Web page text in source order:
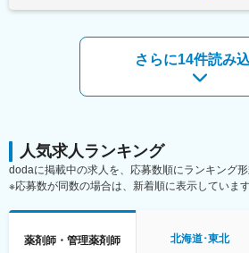
リリィ薬局 北上店：岩手県北上市飯
一関ドライブスルー薬局：岩手県一関
千厩調剤薬局：岩手県一関市千厩町千
リリィ薬局 藤沢店：岩手県一関市藤沢
リリィ薬局 西根店：岩手県八幡平市
■当社について：
保険薬局だけでなく、有料老人ホーム
どを運営する、医療・介護・福祉の3
康の総合商社」です。東証プライム上
ルディングスのグループ企業でもあり
また、当社は次世代の薬局のあるべき
さらに14件読み
人気求人ランキング
dodaに掲載中の求人を、応募数順にランキング形
※応募数が同数の場合は、新着順に表示しています
薬剤師・管理薬剤師 北海道･東北